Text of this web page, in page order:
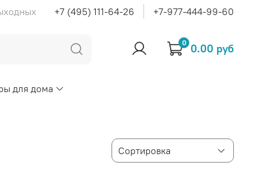
+7 (495) 111-64-26 +7-977-444-99-60
0 0.00 руб
для дома